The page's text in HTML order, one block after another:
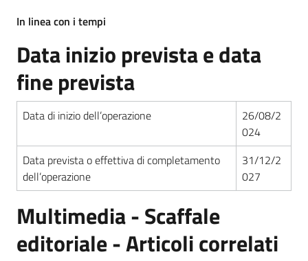
In linea con i tempi
Data inizio prevista e data
fine prevista
Data di inizio dell’operazione
26/08/2
024
Data prevista o effettiva di completamento
dell’operazione
31/12/2
027
Multimedia - Scaffale
editoriale - Articoli correlati